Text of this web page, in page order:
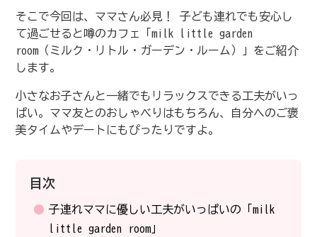
そこで今回は、ママさん必見！ 子ども連れでも安心し
て過ごせると噂のカフェ「milk little garden
room（ミルク・リトル・ガーデン・ルーム）」をご紹介
します。
小さなお子さんと一緒でもリラックスできる工夫がいっ
ぱい。ママ友とのおしゃべりはもちろん、自分へのご褒
美タイムやデートにもぴったりですよ。
目次
子連れママに優しい工夫がいっぱいの「milk
little garden room」